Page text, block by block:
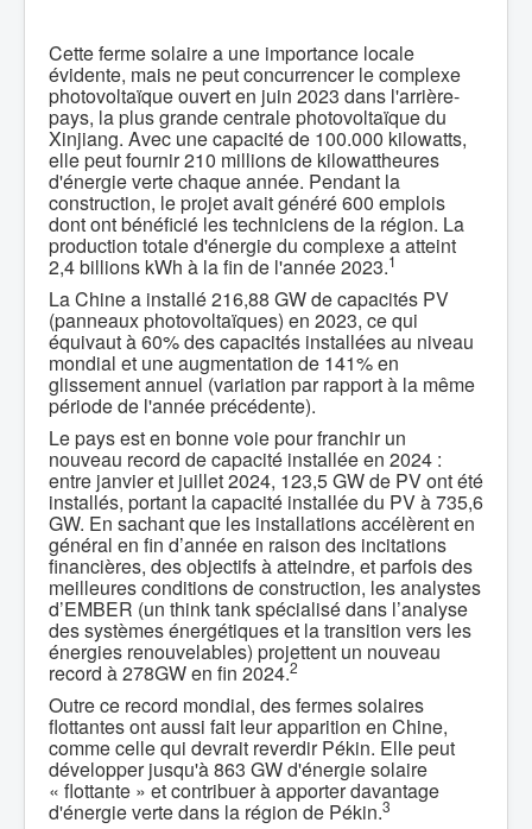
Cette ferme solaire a une importance locale
évidente, mais ne peut concurrencer le complexe
photovoltaïque ouvert en juin 2023 dans l'arrière-
pays, la plus grande centrale photovoltaïque du
Xinjiang. Avec une capacité de 100.000 kilowatts,
elle peut fournir 210 millions de kilowattheures
d'énergie verte chaque année. Pendant la
construction, le projet avait généré 600 emplois
dont ont bénéficié les techniciens de la région. La
production totale d'énergie du complexe a atteint
2,4 billions kWh à la fin de l'année 2023.1
La Chine a installé 216,88 GW de capacités PV
(panneaux photovoltaïques) en 2023, ce qui
équivaut à 60% des capacités installées au niveau
mondial et une augmentation de 141% en
glissement annuel (variation par rapport à la même
période de l'année précédente).
Le pays est en bonne voie pour franchir un
nouveau record de capacité installée en 2024 :
entre janvier et juillet 2024, 123,5 GW de PV ont été
installés, portant la capacité installée du PV à 735,6
GW. En sachant que les installations accélèrent en
général en fin d’année en raison des incitations
financières, des objectifs à atteindre, et parfois des
meilleures conditions de construction, les analystes
d’EMBER (un think tank spécialisé dans l’analyse
des systèmes énergétiques et la transition vers les
énergies renouvelables) projettent un nouveau
record à 278GW en fin 2024.2
Outre ce record mondial, des fermes solaires
flottantes ont aussi fait leur apparition en Chine,
comme celle qui devrait reverdir Pékin. Elle peut
développer jusqu'à 863 GW d'énergie solaire
« flottante » et contribuer à apporter davantage
d'énergie verte dans la région de Pékin.3